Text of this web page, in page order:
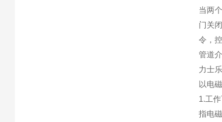
当两
门关
令，
管道
力士
以电
1.工
指电